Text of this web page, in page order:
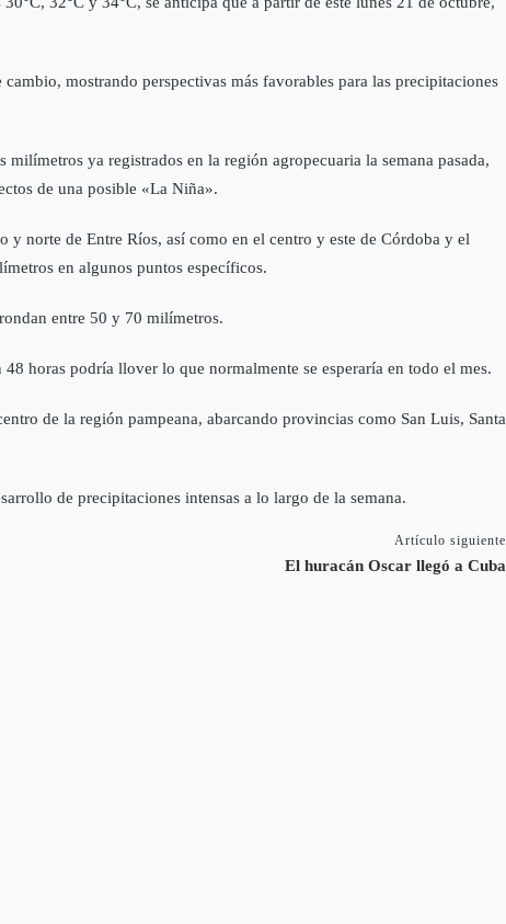
mostrando perspectivas más favorables para las precipitaciones
ya registrados en la región agropecuaria la semana pasada,
de una posible «La Niña».
y norte de Entre Ríos, así como en el centro y este de Córdoba y el
en algunos puntos específicos.
entre 50 y 70 milímetros.
horas podría llover lo que normalmente se esperaría en todo el mes.
de la región pampeana, abarcando provincias como San Luis, Santa
de precipitaciones intensas a lo largo de la semana.
Artículo siguiente
El huracán Oscar llegó a Cuba